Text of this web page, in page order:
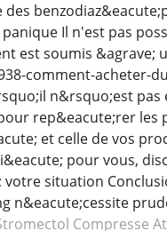
des
Il n'est pas
est soumis
comment-acheter-
n&rsquo;est pas
rep&eacute;rer
et celle de vos
pour vous,
votre situation
n&eacute;cessite
Compresse